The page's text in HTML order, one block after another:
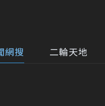
網搜 二輪天地